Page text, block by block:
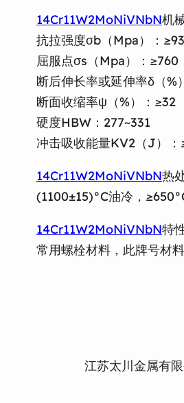
14Cr11W2MoNiVNbN机
抗拉强度σb（Mpa）：
屈服点σs（Mpa）：≥760
断后伸长率或延伸率δ（%
断面收缩率ψ（%）：≥32
硬度HBW：277~331
冲击吸收能量KV2（J）：
14Cr11W2MoNiVNbN热
(1100±15)°C油冷，
14Cr11W2MoNiVNbN特
常用螺栓材料，此牌号材
江苏太川金属有